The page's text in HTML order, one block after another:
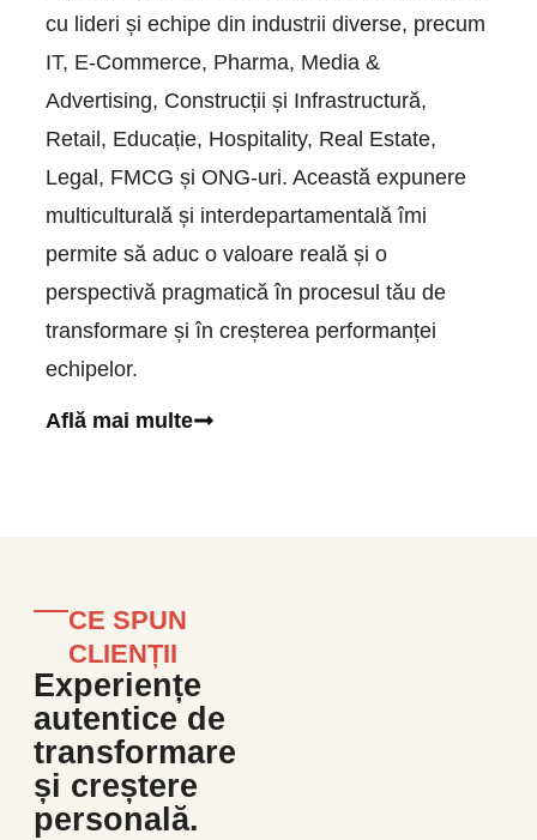
cu lideri și echipe din industrii diverse, precum
IT, E-Commerce, Pharma, Media &
Advertising, Construcții și Infrastructură,
Retail, Educație, Hospitality, Real Estate,
Legal, FMCG și ONG-uri. Această expunere
multiculturală și interdepartamentală îmi
permite să aduc o valoare reală și o
perspectivă pragmatică în procesul tău de
transformare și în creșterea performanței
echipelor.
Află mai multe
CE SPUN
CLIENȚII
Experiențe
autentice de
transformare
și creștere
personală.